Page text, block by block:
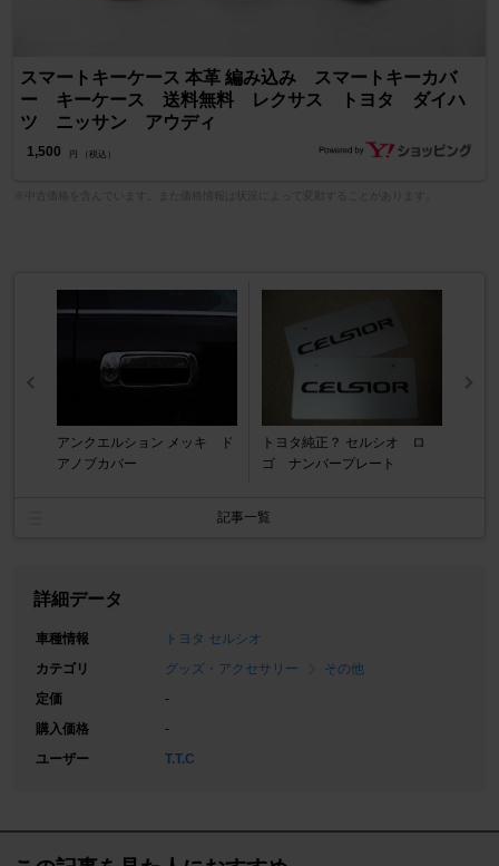
スマートキーケース 本革 編み込み スマートキーカバ
ー キーケース 送料無料 レクサス トヨタ ダイハ
ツ ニッサン アウディ
1,500 円 （税込）
アンクエルション メッキ ド
アノブカバー
トヨタ純正？ セルシオ ロ
ゴ ナンバープレート
記事一覧
詳細データ
車種情報
トヨタ セルシオ
カテゴリ
グッズ・アクセサリー
その他
定価
-
購入価格
-
ユーザー
T.T.C